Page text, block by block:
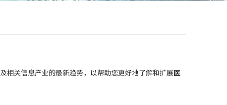
及相关信息产业的最新趋势，以帮助您更好地了解和扩展医